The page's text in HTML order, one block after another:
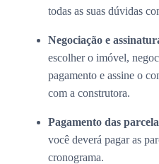
todas as suas dúvidas
Negociação e
escolher o imóvel,
pagamento e assine o
com a construtora.
Pagamento das
você deverá pagar as
cronograma.